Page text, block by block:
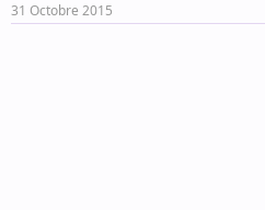
s
31 Octobre 2015